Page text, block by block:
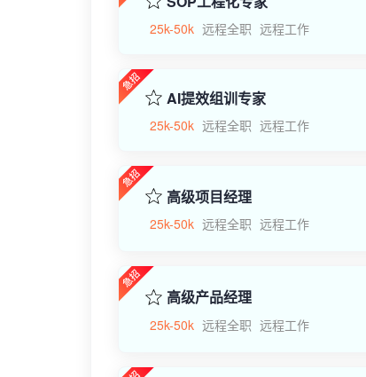
25k-50k 远程全职 远程工作
AI提效组训专家
25k-50k 远程全职 远程工作
高级项目经理
25k-50k 远程全职 远程工作
高级产品经理
25k-50k 远程全职 远程工作